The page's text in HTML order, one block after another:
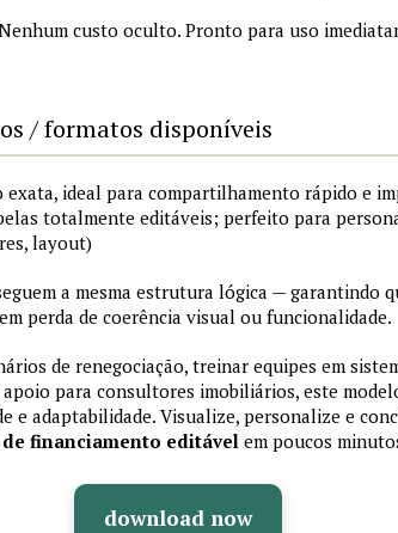
custo oculto. Pronto para uso
/ formatos disponíveis
ideal para compartilhamento rápido e
totalmente editáveis; perfeito para
layout)
a mesma estrutura lógica — garantindo
perda de coerência visual ou funcionalidade.
de renegociação, treinar equipes em
para consultores imobiliários, este
e adaptabilidade. Visualize, personalize e
financiamento editável em poucos
download now